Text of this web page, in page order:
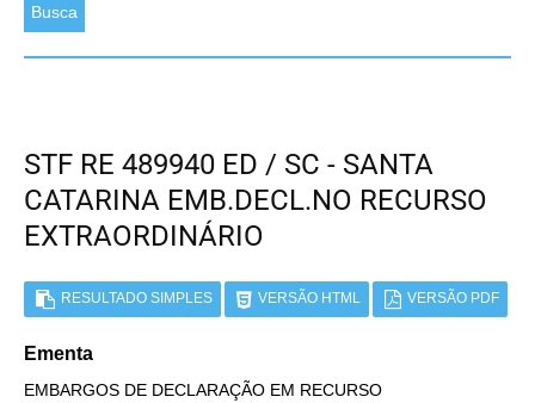
Busca
STF RE 489940 ED / SC - SANTA
CATARINA EMB.DECL.NO RECURSO
EXTRAORDINÁRIO
RESULTADO SIMPLES VERSÃO HTML VERSÃO PDF
Ementa
EMBARGOS DE DECLARAÇÃO EM RECURSO